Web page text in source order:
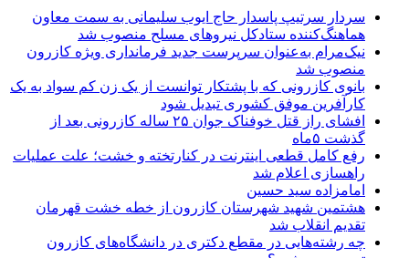
سردار سرتیپ پاسدار حاج ایوب سلیمانی به سمت معاون
هماهنگ‌کننده ستادکل نیروهای مسلح منصوب شد
نیک‌مرام به‌عنوان سرپرست جدید فرمانداری ویژه کازرون
منصوب شد
بانوی کازرونی که با پشتکار توانست از یک زن کم سواد به یک
کارآفرین موفق کشوری تبدیل شود
افشای راز قتل خوفناک جوان ۲۵ ساله کازرونی بعد از
گذشت ۵ماه
رفع کامل قطعی اینترنت در کنارتخته و خشت؛ علت عملیات
راهسازی اعلام شد
امامزاده سید حسین
هشتمین شهید شهرستان کازرون از خطه خشت قهرمان
تقدیم انقلاب شد
چه رشته‌هایی در مقطع دکتری در دانشگاه‌های کازرون